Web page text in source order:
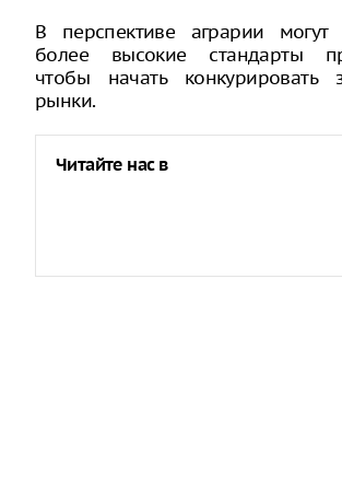
В перспективе аграрии
более высокие стандарты
чтобы начать конкурировать
рынки.
Читайте нас в